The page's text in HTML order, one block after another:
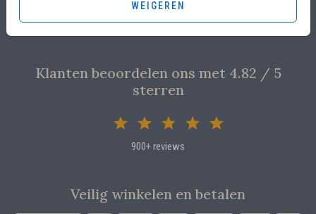
WEIGEREN
Overleg met designers van de ontwerpstudio
Proefdruk voor €4,95
Klanten beoordelen ons met 4.82 / 5
sterren
900+ reviews
Veilig winkelen en betalen